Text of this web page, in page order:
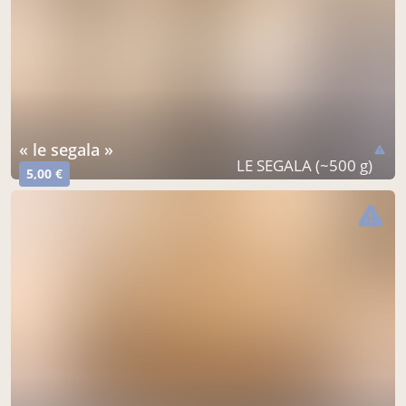
« le segala » warning
5,00 € LE SEGALA (~500 g)
warning